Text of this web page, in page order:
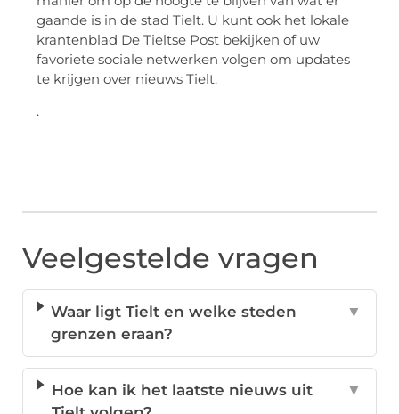
gaande is in de stad Tielt. U kunt ook het lokale
krantenblad De Tieltse Post bekijken of uw
favoriete sociale netwerken volgen om updates
te krijgen over nieuws Tielt.
.
Veelgestelde vragen
Waar ligt Tielt en welke steden
grenzen eraan?
▼
Hoe kan ik het laatste nieuws uit
▼